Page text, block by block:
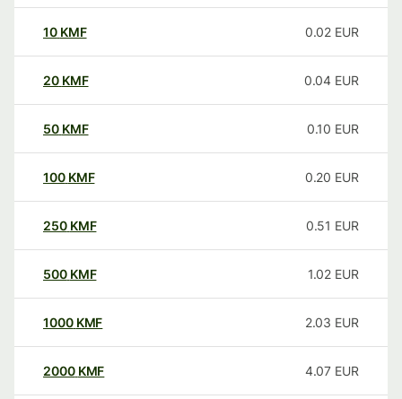
10 KMF 0.02 EUR
20 KMF 0.04 EUR
50 KMF 0.10 EUR
100 KMF 0.20 EUR
250 KMF 0.51 EUR
500 KMF 1.02 EUR
1000 KMF 2.03 EUR
2000 KMF 4.07 EUR